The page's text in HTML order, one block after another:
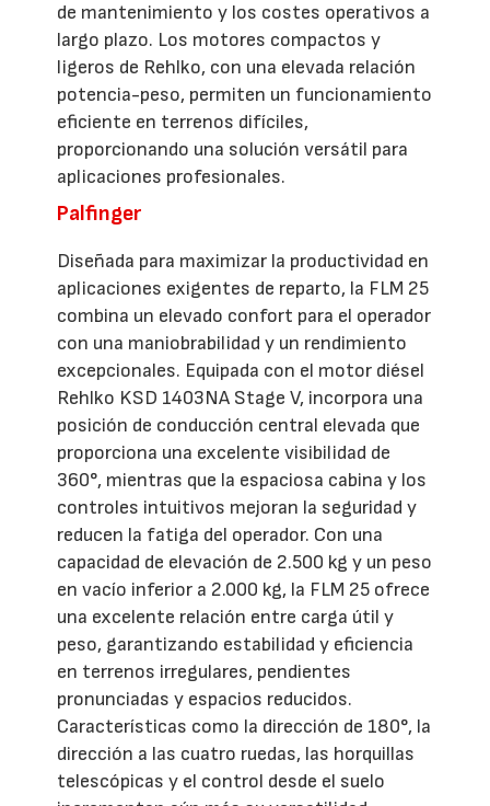
de mantenimiento y los costes operativos a
largo plazo. Los motores compactos y
ligeros de Rehlko, con una elevada relación
potencia-peso, permiten un funcionamiento
eficiente en terrenos difíciles,
proporcionando una solución versátil para
aplicaciones profesionales.
Palfinger
Diseñada para maximizar la productividad en
aplicaciones exigentes de reparto, la FLM 25
combina un elevado confort para el operador
con una maniobrabilidad y un rendimiento
excepcionales. Equipada con el motor diésel
Rehlko KSD 1403NA Stage V, incorpora una
posición de conducción central elevada que
proporciona una excelente visibilidad de
360°, mientras que la espaciosa cabina y los
controles intuitivos mejoran la seguridad y
reducen la fatiga del operador. Con una
capacidad de elevación de 2.500 kg y un peso
en vacío inferior a 2.000 kg, la FLM 25 ofrece
una excelente relación entre carga útil y
peso, garantizando estabilidad y eficiencia
en terrenos irregulares, pendientes
pronunciadas y espacios reducidos.
Características como la dirección de 180°, la
dirección a las cuatro ruedas, las horquillas
telescópicas y el control desde el suelo